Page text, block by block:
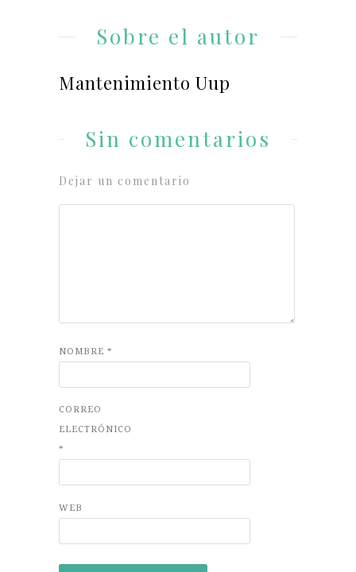
Sobre el autor
Mantenimiento Uup
Sin comentarios
Dejar un comentario
NOMBRE *
CORREO
ELECTRÓNICO
*
WEB